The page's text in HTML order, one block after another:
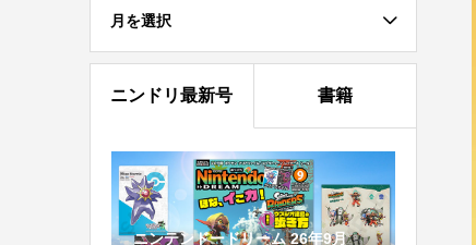
月を選択
ニンドリ最新号 書籍
ニンテンドードリーム 26年9月